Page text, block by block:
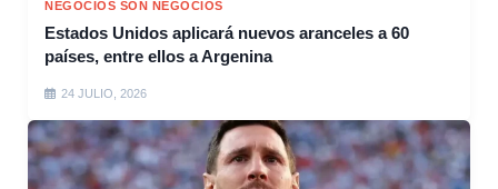
NEGOCIOS SON NEGOCIOS
Estados Unidos aplicará nuevos aranceles a 60
países, entre ellos a Argenina
24 JULIO, 2026